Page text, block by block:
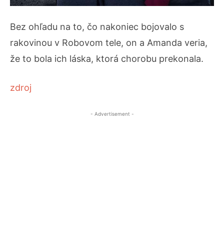
Bez ohľadu na to, čo nakoniec bojovalo s
rakovinou v Robovom tele, on a Amanda veria,
že to bola ich láska, ktorá chorobu prekonala.
zdroj
- Advertisement -